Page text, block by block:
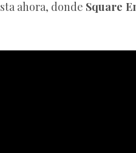
ahora, donde Square